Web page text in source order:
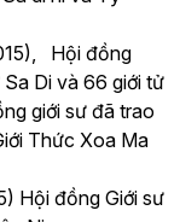
Hội đồng
Di và 66 giới tử
giới sư đã trao
Thức Xoa Ma
Hội đồng Giới sư